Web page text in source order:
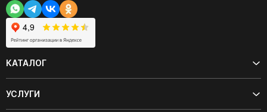
КАТАЛОГ
УСЛУГИ